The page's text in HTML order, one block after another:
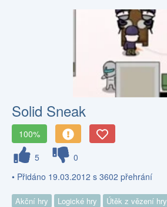
Solid Sneak
100%
5
0
• Přidáno 19.03.2012 s 3602 přehrání
Akční hry Logické hry Útěk z vězení hry